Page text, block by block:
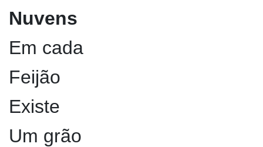
Nuvens
Em cada
Feijão
Existe
Um grão